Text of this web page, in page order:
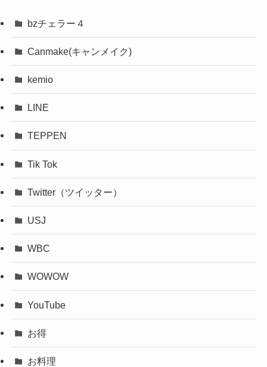
bzチェラー４
Canmake(キャンメイク)
kemio
LINE
TEPPEN
Tik Tok
Twitter（ツイッター）
USJ
WBC
WOWOW
YouTube
お得
お料理